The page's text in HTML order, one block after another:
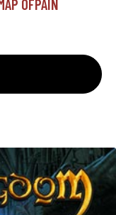
OFPAIN